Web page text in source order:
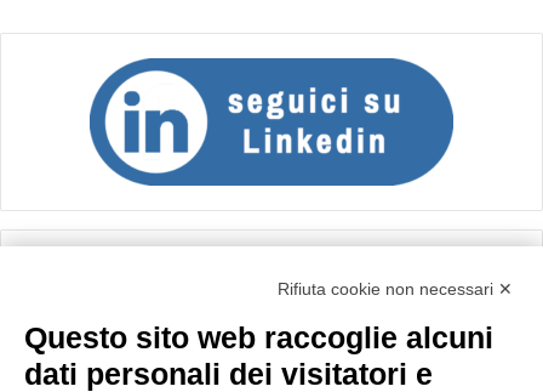
Importo netto (€):
Rifiuta cookie non necessari ✕
Questo sito web raccoglie alcuni
dati personali dei visitatori e